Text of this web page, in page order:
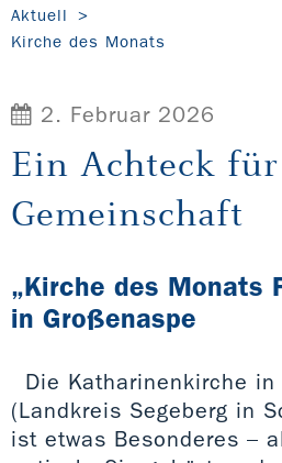
Aktuell
Kirche des Monats
2. Februar 2026
Ein Achteck
Gemeinschaft
„Kirche des Monats
in Großenaspe
Die Katharinenkirche in
(Landkreis Segeberg in
ist etwas Besonderes –